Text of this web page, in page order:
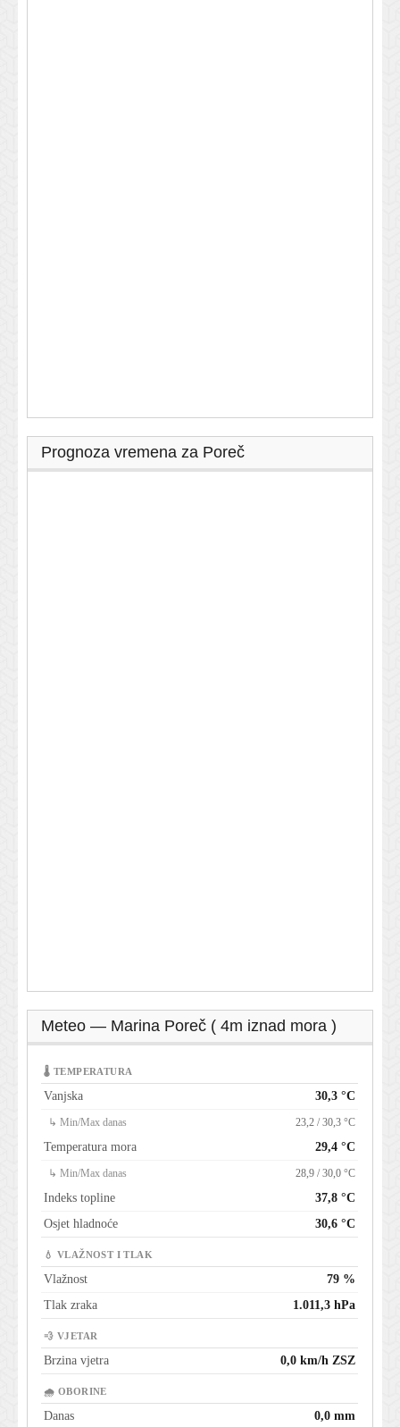
Prognoza vremena za Poreč
Meteo — Marina Poreč ( 4m iznad mora )
🌡 TEMPERATURA
Vanjska 30,3 °C
↳ Min/Max danas 23,2 / 30,3 °C
Temperatura mora 29,4 °C
↳ Min/Max danas 28,9 / 30,0 °C
Indeks topline
37,8 °C
Osjet hladnoće
30,6 °C
💧 VLAŽNOST I TLAK
Vlažnost
79 %
Tlak zraka
1.011,3 hPa
💨 VJETAR
Brzina vjetra 0,0 km/h ZSZ
🌧 OBORINE
Danas
0,0 mm